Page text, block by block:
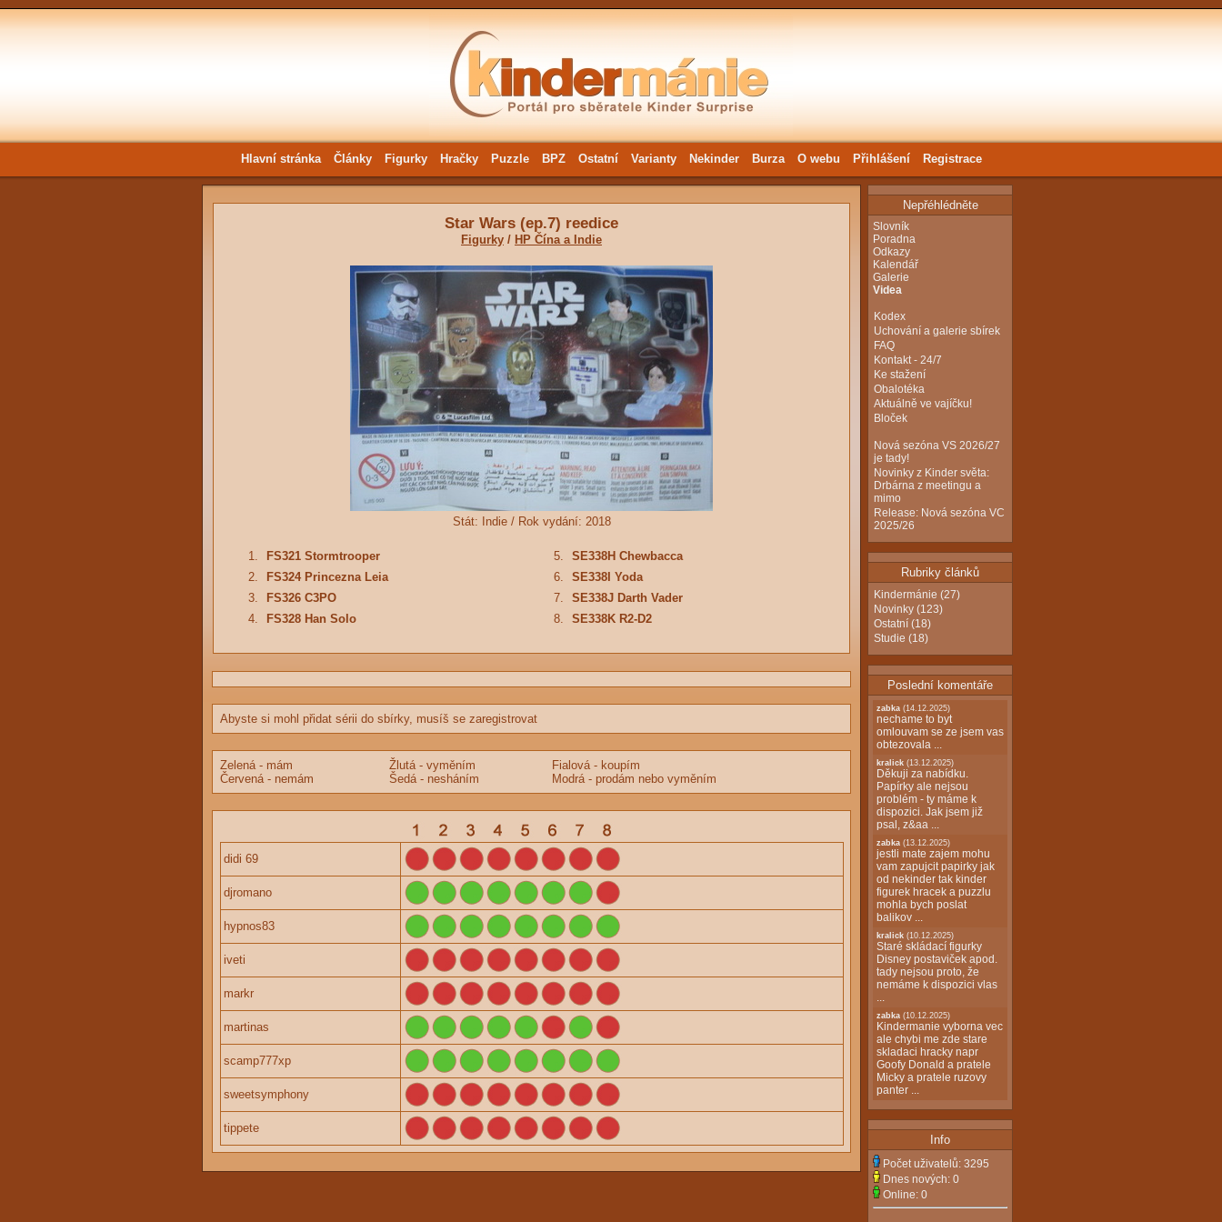
Hlavní stránka Články Figurky Hračky Puzzle BPZ Ostatní Varianty Nekinder Burza O webu Přihlášení Registrace
Star Wars (ep.7) reedice
Figurky / HP Čína a Indie
Stát: Indie / Rok vydání: 2018
1. FS321 Stormtrooper 5.
SE338H Chewbacca
2.
FS324 Princezna Leia 6.
SE338I Yoda
3.
FS326 C3PO 7.
SE338J Darth Vader
4.
FS328 Han Solo 8. SE338K R2-D2
Abyste si mohl přidat sérii do sbírky, musíš se zaregistrovat
Zelená - mám
Červená - nemám
Žlutá - vyměním
Šedá - nesháním
Fialová - koupím
Modrá - prodám nebo vyměním
didi 69
djromano
hypnos83
iveti
markr
martinas
scamp777xp
sweetsymphony
tippete
Nepřéhlédněte
Slovník
Poradna
Odkazy
Kalendář
Galerie
Videa
Kodex
Uchování a galerie sbírek
FAQ
Kontakt - 24/7
Ke stažení
Obalotéka
Aktuálně ve vajíčku!
Bloček
Nová sezóna VS 2026/27
je tady!
Novinky z Kinder světa:
Drbárna z meetingu a
mimo
Release: Nová sezóna VC
2025/26
Rubriky článků
Kindermánie (27)
Novinky (123)
Ostatní (18)
Studie (18)
Poslední komentáře
zabka (14.12.2025)
nechame to byt
omlouvam se ze jsem vas
obtezovala ...
kralick (13.12.2025)
Děkuji za nabídku.
Papírky ale nejsou
problém - ty máme k
dispozici. Jak jsem již
psal, z&aa ...
zabka (13.12.2025)
jestli mate zajem mohu
vam zapujcit papirky jak
od nekinder tak kinder
figurek hracek a puzzlu
mohla bych poslat
balikov ...
kralick (10.12.2025)
Staré skládací figurky
Disney postaviček apod.
tady nejsou proto, že
nemáme k dispozici vlas
...
zabka (10.12.2025)
Kindermanie vyborna vec
ale chybi me zde stare
skladaci hracky napr
Goofy Donald a pratele
Micky a pratele ruzovy
panter ...
Info
Počet uživatelů: 3295
Dnes nových: 0
Online: 0